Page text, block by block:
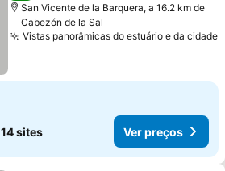
San Vicente de la Barquera, a 16.2 km de
Cabezón de la Sal
Vistas panorâmicas do estuário e da cidade
14 sites Ver preços